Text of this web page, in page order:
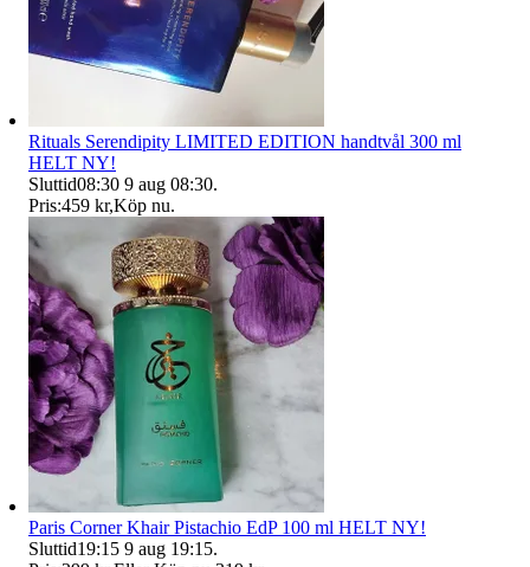
Rituals Serendipity LIMITED EDITION handtvål 300 ml
HELT NY!
Sluttid08:30 9 aug 08:30.
Pris:459 kr,Köp nu.
Paris Corner Khair Pistachio EdP 100 ml HELT NY!
Sluttid19:15 9 aug 19:15.